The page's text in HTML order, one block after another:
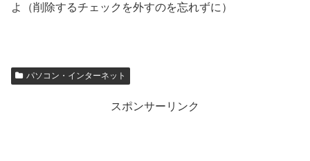
よ（削除するチェックを外すのを忘れずに）
パソコン・インターネット
スポンサーリンク